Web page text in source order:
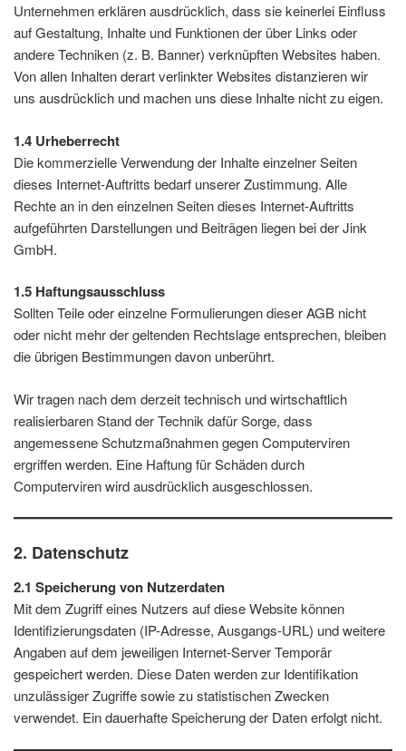
Unternehmen erklären ausdrücklich, dass sie keinerlei Einfluss
auf Gestaltung, Inhalte und Funktionen der über Links oder
andere Techniken (z. B. Banner) verknüpften Websites haben.
Von allen Inhalten derart verlinkter Websites distanzieren wir
uns ausdrücklich und machen uns diese Inhalte nicht zu eigen.
1.4 Urheberrecht
Die kommerzielle Verwendung der Inhalte einzelner Seiten
dieses Internet-Auftritts bedarf unserer Zustimmung. Alle
Rechte an in den einzelnen Seiten dieses Internet-Auftritts
aufgeführten Darstellungen und Beiträgen liegen bei der Jink
GmbH.
1.5 Haftungsausschluss
Sollten Teile oder einzelne Formulierungen dieser AGB nicht
oder nicht mehr der geltenden Rechtslage entsprechen, bleiben
die übrigen Bestimmungen davon unberührt.
Wir tragen nach dem derzeit technisch und wirtschaftlich
realisierbaren Stand der Technik dafür Sorge, dass
angemessene Schutzmaßnahmen gegen Computerviren
ergriffen werden. Eine Haftung für Schäden durch
Computerviren wird ausdrücklich ausgeschlossen.
2. Datenschutz
2.1 Speicherung von Nutzerdaten
Mit dem Zugriff eines Nutzers auf diese Website können
Identifizierungsdaten (IP-Adresse, Ausgangs-URL) und weitere
Angaben auf dem jeweiligen Internet-Server Temporär
gespeichert werden. Diese Daten werden zur Identifikation
unzulässiger Zugriffe sowie zu statistischen Zwecken
verwendet. Ein dauerhafte Speicherung der Daten erfolgt nicht.